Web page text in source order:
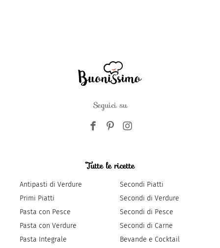
Seguici su
Tutte le ricette
Antipasti di Verdure
Primi Piatti
Pasta con Pesce
Pasta con Verdure
Pasta Integrale
Secondi Piatti
Secondi di Verdure
Secondi di Pesce
Secondi di Carne
Bevande e Cocktail